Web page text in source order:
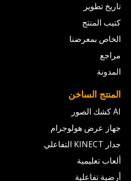
تاريخ تطوير
كتيب المنتج
الخاص بمعرضنا
مراجع
المدونة
المنتج الساخن
AI كشك الصور
جهاز عرض هولوجرام
جدار KINECT التفاعلي
ألعاب تعليمية
أرضية تفاعلية